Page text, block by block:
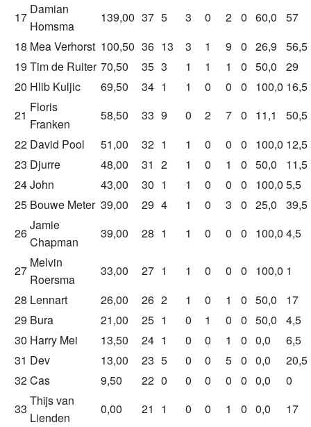
17
Damian
Homsma
139,00 37 5 3 0 2 0 60,0
57
18 Mea Verhorst 100,50 36 13 3 1 9 0 26,9
56,5
19 Tim de Ruiter 70,50 35 3 1 1 1 0 50,0
29
20 Hlib Kuljic 69,50 34 1 1 0 0 0 100,0 16,5
21
Floris
Franken
58,50 33 9 0 2 7 0 11,1
50,5
22 David Pool 51,00 32 1 1 0 0 0 100,0 12,5
23 Djurre 48,00 31 2 1 0 1 0 50,0
11,5
24John 43,00 30 1 1 0 0 0 100,0 5,5
25 Bouwe Meter 39,00 29 4 1 0 3 0 25,0
39,5
26
Jamie
Chapman
39,00 28 1 1 0 0 0 100,0 4,5
27
Melvin
Roersma
33,00 27 1 1 0 0 0 100,0 1
28 Lennart 26,00 26 2 1 0 1 0 50,0
17
29 Bura 21,00 25 1 0 1 0 0 50,0
4,5
30 Harry Mei 13,50 24 1 0 0 1 0 0,0
6,5
31 Dev 13,00 23 5 0 0 5 0 0,0
20,5
32Cas 9,50 22 0 0 0 0 0 0,0
0
33
Thijs van
Lienden
0,00 21 1 0 0 1 0 0,0
17